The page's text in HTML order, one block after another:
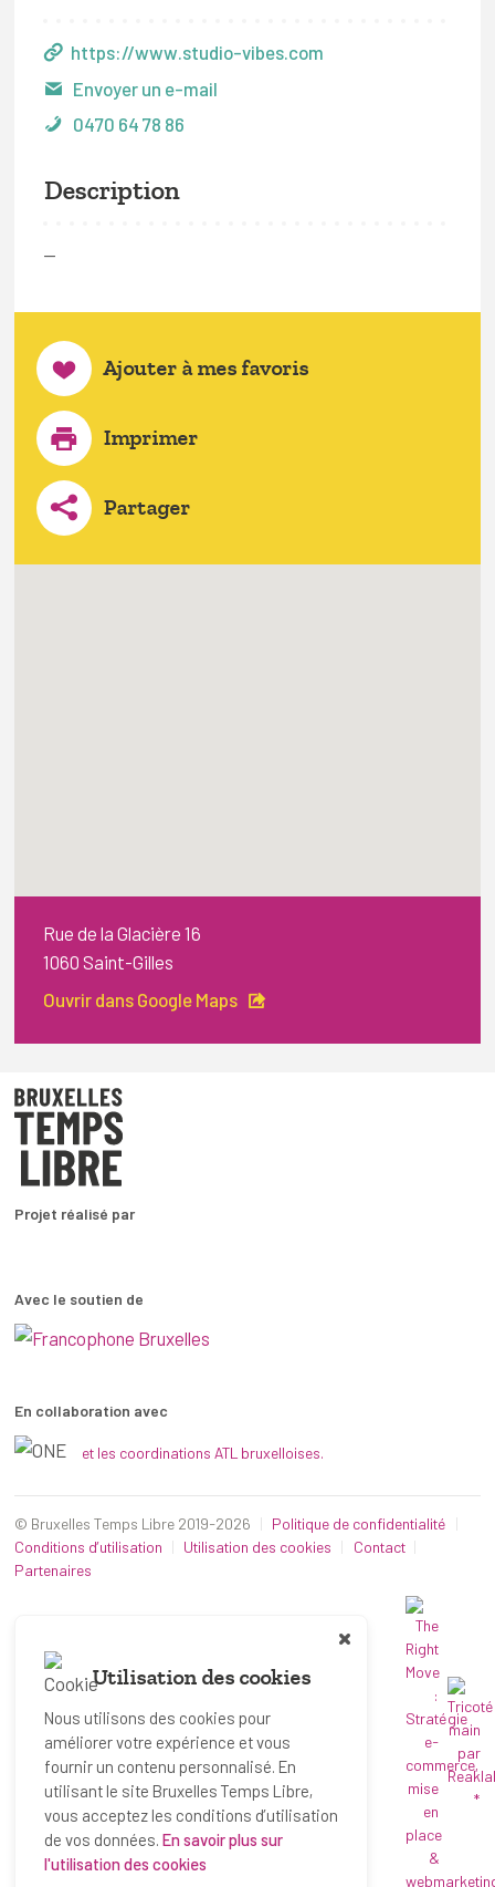
https://www.studio-vibes.com
Envoyer un e-mail
0470 64 78 86
Description
—
Ajouter à mes favoris
Imprimer
Partager
Rue de la Glacière 16
1060 Saint-Gilles
Ouvrir dans Google Maps
Projet réalisé par
Avec le soutien de
En collaboration avec
et les coordinations ATL bruxelloises.
© Bruxelles Temps Libre 2019-2026
Politique de confidentialité
Conditions d’utilisation
Utilisation des cookies
Contact
Partenaires
*
Utilisation des cookies
Nous utilisons des cookies pour
améliorer votre expérience et vous
fournir un contenu personnalisé. En
utilisant le site Bruxelles Temps Libre,
vous acceptez les conditions d’utilisation
de vos données. En savoir plus sur
l'utilisation des cookies